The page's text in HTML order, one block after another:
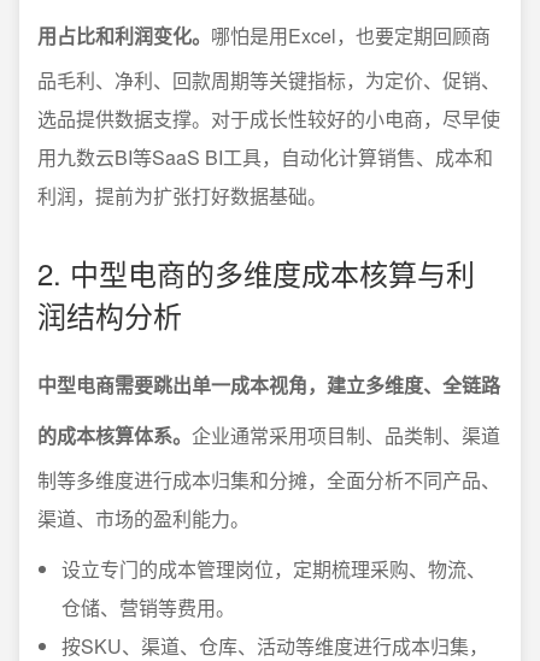
用占比和利润变化。 哪怕是用Excel，也要定期回顾商
品毛利、净利、回款周期等关键指标，为定价、促销、
选品提供数据支撑。对于成长性较好的小电商，尽早使
用九数云BI等SaaS BI工具，自动化计算销售、成本和
利润，提前为扩张打好数据基础。
2. 中型电商的多维度成本核算与利
润结构分析
中型电商需要跳出单一成本视角，建立多维度、全链路
的成本核算体系。 企业通常采用项目制、品类制、渠道
制等多维度进行成本归集和分摊，全面分析不同产品、
渠道、市场的盈利能力。
设立专门的成本管理岗位，定期梳理采购、物流、
仓储、营销等费用。
按SKU、渠道、仓库、活动等维度进行成本归集，